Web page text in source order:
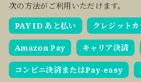
次の方法がご利用いただけます。
PAY ID あと払い
クレジット
Amazon Pay キャリア決済
コンビニ決済またはPay-easy